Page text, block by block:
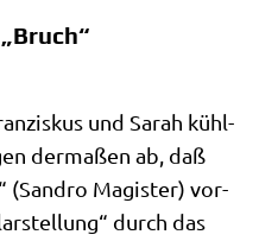
und Sarah kühl­
der­ma­ßen ab, daß
(San­dro Magi­ster) vor­
durch das